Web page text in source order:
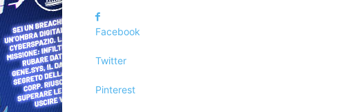
Facebook
Twitter
Pinterest